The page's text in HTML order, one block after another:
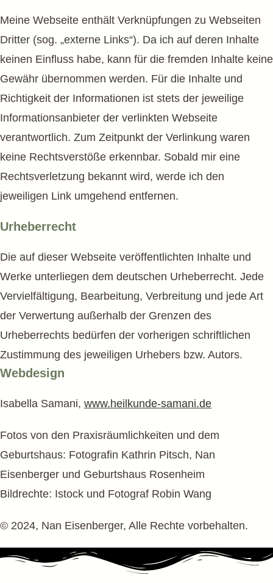
Meine Webseite enthält Verknüpfungen zu Webseiten
Dritter (sog. „externe Links“). Da ich auf deren Inhalte
keinen Einfluss habe, kann für die fremden Inhalte keine
Gewähr übernommen werden. Für die Inhalte und
Richtigkeit der Informationen ist stets der jeweilige
Informationsanbieter der verlinkten Webseite
verantwortlich. Zum Zeitpunkt der Verlinkung waren
keine Rechtsverstöße erkennbar. Sobald mir eine
Rechtsverletzung bekannt wird, werde ich den
jeweiligen Link umgehend entfernen.
Urheberrecht
Die auf dieser Webseite veröffentlichten Inhalte und
Werke unterliegen dem deutschen Urheberrecht. Jede
Vervielfältigung, Bearbeitung, Verbreitung und jede Art
der Verwertung außerhalb der Grenzen des
Urheberrechts bedürfen der vorherigen schriftlichen
Zustimmung des jeweiligen Urhebers bzw. Autors.
Webdesign
Isabella Samani, www.heilkunde-samani.de
Fotos von den Praxisräumlichkeiten und dem
Geburtshaus: Fotografin Kathrin Pitsch, Nan
Eisenberger und Geburtshaus Rosenheim
Bildrechte: Istock und Fotograf Robin Wang
© 2024, Nan Eisenberger, Alle Rechte vorbehalten.